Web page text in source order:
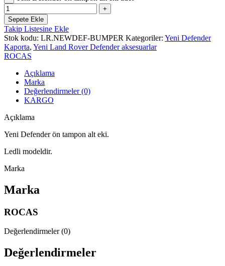
Sepete Ekle
Takip Listesine Ekle
Stok kodu: LR.NEWDEF-BUMPER Kategoriler: Yeni Defender
Kaporta, Yeni Land Rover Defender aksesuarlar
ROCAS
Açıklama
Marka
Değerlendirmeler (0)
KARGO
Açıklama
Yeni Defender ön tampon alt eki.
Ledli modeldir.
Marka
Marka
ROCAS
Değerlendirmeler (0)
Değerlendirmeler